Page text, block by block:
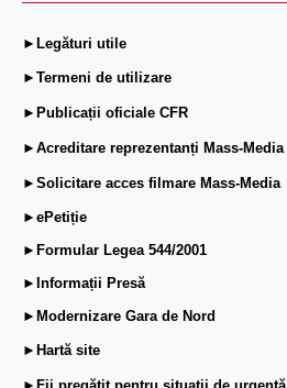
►Legături utile
►Termeni de utilizare
►Publicații oficiale CFR
►Acreditare reprezentanți Mass-Media
►Solicitare acces filmare Mass-Media
►ePetiție
►Formular Legea 544/2001
►Informații Presă
►Modernizare Gara de Nord
►Hartă site